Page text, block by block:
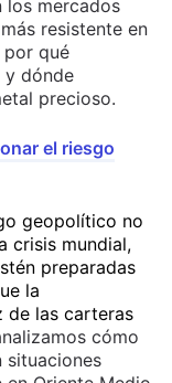
los mercados
resistente en
por qué
y dónde
precioso.
el riesgo
geopolítico no
crisis mundial,
preparadas
la
de las carteras
cómo
situaciones